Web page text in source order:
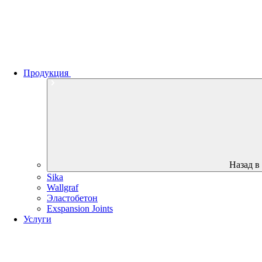
Продукция
Назад
Sika
Wallgraf
Эластобетон
Exspansion Joints
Услуги